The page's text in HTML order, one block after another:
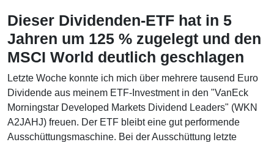
Dieser Dividenden-ETF hat in 5
Jahren um 125 % zugelegt und den
MSCI World deutlich geschlagen
Letzte Woche konnte ich mich über mehrere tausend Euro
Dividende aus meinem ETF-Investment in den "VanEck
Morningstar Developed Markets Dividend Leaders" (WKN
A2JAHJ) freuen. Der ETF bleibt eine gut performende
Ausschüttungsmaschine. Bei der Ausschüttung letzte